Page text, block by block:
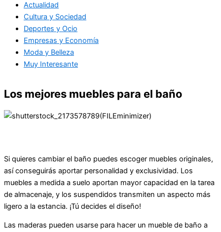
Actualidad
Cultura y Sociedad
Deportes y Ocio
Empresas y Economía
Moda y Belleza
Muy Interesante
Los mejores muebles para el baño
Si quieres cambiar el baño puedes escoger muebles originales,
así conseguirás aportar personalidad y exclusividad. Los
muebles a medida a suelo aportan mayor capacidad en la tarea
de almacenaje, y los suspendidos transmiten un aspecto más
ligero a la estancia. ¡Tú decides el diseño!
Las maderas pueden usarse para hacer un mueble de baño a